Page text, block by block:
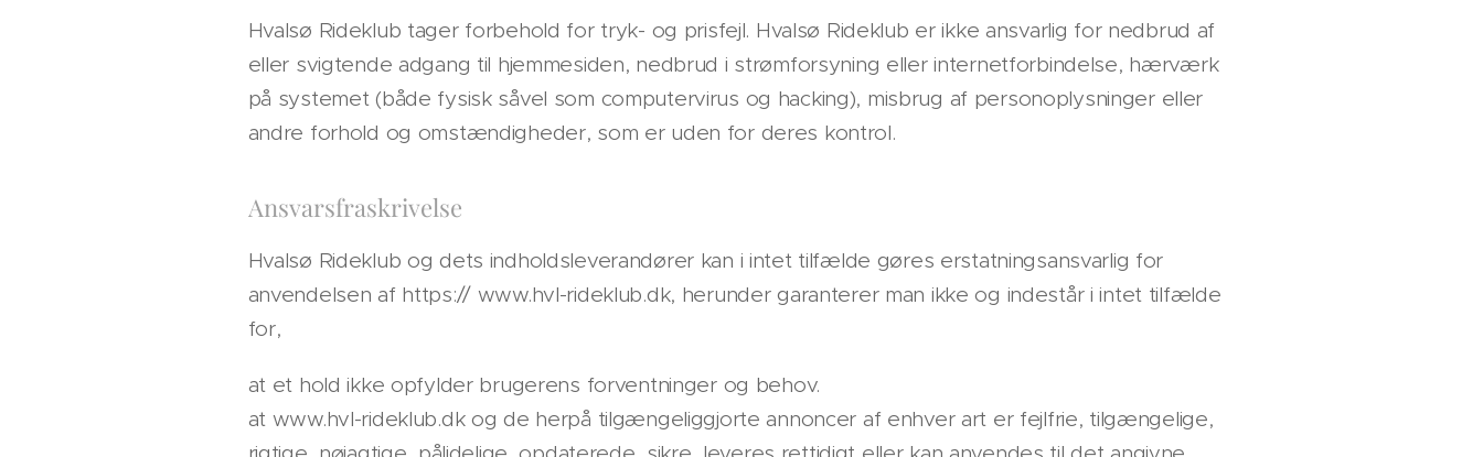
Hvalsø Rideklub tager forbehold for tryk- og prisfejl. Hvalsø Rideklub er ikke ansvarlig for nedbrud af
eller svigtende adgang til hjemmesiden, nedbrud i strømforsyning eller internetforbindelse, hærværk
på systemet (både fysisk såvel som computervirus og hacking), misbrug af personoplysninger eller
andre forhold og omstændigheder, som er uden for deres kontrol.
Ansvarsfraskrivelse
Hvalsø Rideklub og dets indholdsleverandører kan i intet tilfælde gøres erstatningsansvarlig for
anvendelsen af https:// www.hvl-rideklub.dk, herunder garanterer man ikke og indestår i intet tilfælde
for,
at et hold ikke opfylder brugerens forventninger og behov.
at www.hvl-rideklub.dk og de herpå tilgængeliggjorte annoncer af enhver art er fejlfrie, tilgængelige,